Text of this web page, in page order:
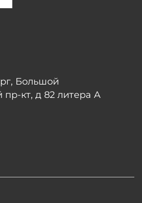
Большой
кт, д 82 литера А